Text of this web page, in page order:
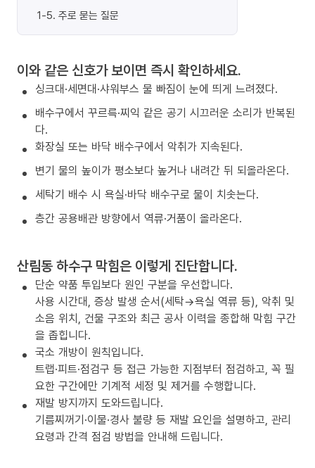
1-5. 주로 묻는 질문
이와 같은 신호가 보이면 즉시 확인하세요.
싱크대·세면대·샤워부스 물 빠짐이 눈에 띄게 느려졌다.
배수구에서 꾸르륵·찌익 같은 공기 시끄러운 소리가 반복된
다.
화장실 또는 바닥 배수구에서 악취가 지속된다.
변기 물의 높이가 평소보다 높거나 내려간 뒤 되올라온다.
세탁기 배수 시 욕실·바닥 배수구로 물이 치솟는다.
층간 공용배관 방향에서 역류·거품이 올라온다.
산림동 하수구 막힘은 이렇게 진단합니다.
단순 약품 투입보다 원인 구분을 우선합니다.
사용 시간대, 증상 발생 순서(세탁→욕실 역류 등), 악취 및
소음 위치, 건물 구조와 최근 공사 이력을 종합해 막힘 구간
을 좁힙니다.
국소 개방이 원칙입니다.
트랩·피트·점검구 등 접근 가능한 지점부터 점검하고, 꼭 필
요한 구간에만 기계적 세정 및 제거를 수행합니다.
재발 방지까지 도와드립니다.
기름찌꺼기·이물·경사 불량 등 재발 요인을 설명하고, 관리
요령과 간격 점검 방법을 안내해 드립니다.